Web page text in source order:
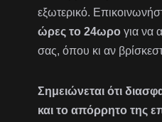
εξωτερικό.
ώρες το 24ωρο για να
σας, όπου κι αν
Σημειώνεται ότι
και το απόρρητο της